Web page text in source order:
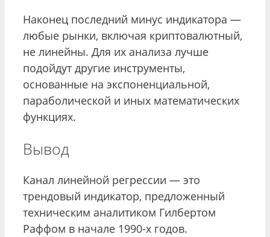
Наконец последний минус индикатора —
любые рынки, включая криптовалютный,
не линейны. Для их анализа лучше
подойдут другие инструменты,
основанные на экспоненциальной,
параболической и иных математических
функциях.
Вывод
Канал линейной регрессии — это
трендовый индикатор, предложенный
техническим аналитиком Гилбертом
Раффом в начале 1990-х годов.